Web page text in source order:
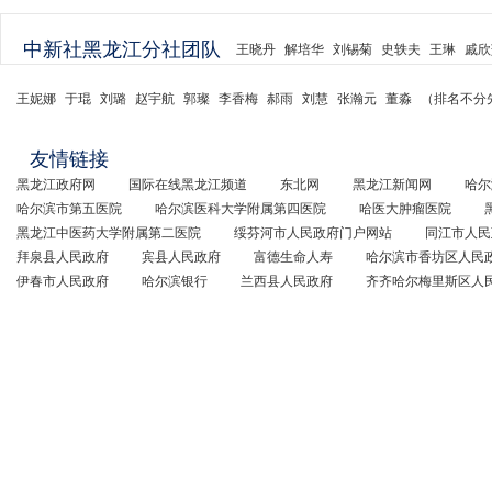
中新社黑龙江分社团队 王晓丹 解培华 刘锡菊 史轶夫 王琳 戚
王妮娜 于琨 刘璐 赵宇航 郭璨 李香梅 郝雨 刘慧 张瀚元 董淼 （排名不
友情链接
黑龙江政府网 国际在线黑龙江频道 东北网 黑龙江新闻网
哈
哈尔滨市第五医院
哈尔滨医科大学附属第四医院 哈医大肿瘤医院
黑龙江中医药大学附属第二医院
绥芬河市人民政府门户网站
同江市人
拜泉县人民政府
宾县人民政府 富德生命人寿
哈尔滨市香坊区人民
伊春市人民政府
哈尔滨银行 兰西县人民政府 齐齐哈尔梅里斯区人